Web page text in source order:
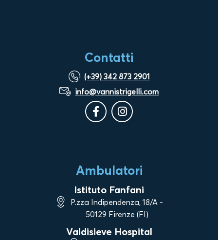
Contatti
(+39) 342 873 2901
info@vannistrigelli.com
Ambulatori
Istituto Fanfani
P.zza Indipendenza, 18/A -
50129 Firenze (FI)
Valdisieve Hospital